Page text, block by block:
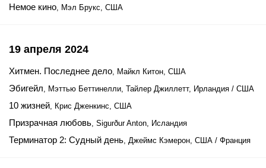
Немое кино, Мэл Брукс, США
19 апреля 2024
Хитмен. Последнее дело, Майкл Китон, США
Эбигейл, Мэттью Беттинелли, Тайлер Джиллетт, Ирландия / США
10 жизней, Крис Дженкинс, США
Призрачная любовь, Sigurður Anton, Исландия
Терминатор 2: Судный день, Джеймс Кэмерон, США / Франция